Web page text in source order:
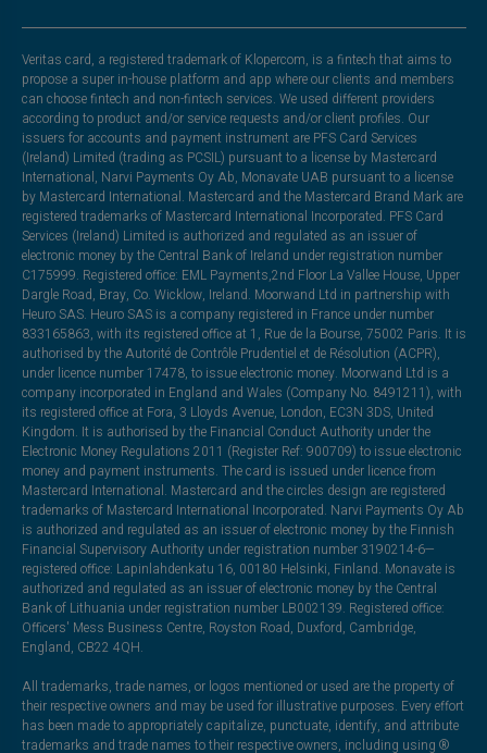
Veritas card, a registered trademark of Klopercom, is a fintech that aims to
propose a super in-house platform and app where our clients and members
can choose fintech and non-fintech services. We used different providers
according to product and/or service requests and/or client profiles. Our
issuers for accounts and payment instrument are PFS Card Services
(Ireland) Limited (trading as PCSIL) pursuant to a license by Mastercard
International, Narvi Payments Oy Ab, Monavate UAB pursuant to a license
by Mastercard International. Mastercard and the Mastercard Brand Mark are
registered trademarks of Mastercard International Incorporated. PFS Card
Services (Ireland) Limited is authorized and regulated as an issuer of
electronic money by the Central Bank of Ireland under registration number
C175999. Registered office: EML Payments,2nd Floor La Vallee House, Upper
Dargle Road, Bray, Co. Wicklow, Ireland. Moorwand Ltd in partnership with
Heuro SAS. Heuro SAS is a company registered in France under number
833165863, with its registered office at 1, Rue de la Bourse, 75002 Paris. It is
authorised by the Autorité de Contrôle Prudentiel et de Résolution (ACPR),
under licence number 17478, to issue electronic money. Moorwand Ltd is a
company incorporated in England and Wales (Company No. 8491211), with
its registered office at Fora, 3 Lloyds Avenue, London, EC3N 3DS, United
Kingdom. It is authorised by the Financial Conduct Authority under the
Electronic Money Regulations 2011 (Register Ref: 900709) to issue electronic
money and payment instruments. The card is issued under licence from
Mastercard International. Mastercard and the circles design are registered
trademarks of Mastercard International Incorporated. Narvi Payments Oy Ab
is authorized and regulated as an issuer of electronic money by the Finnish
Financial Supervisory Authority under registration number 3190214-6—
registered office: Lapinlahdenkatu 16, 00180 Helsinki, Finland. Monavate is
authorized and regulated as an issuer of electronic money by the Central
Bank of Lithuania under registration number LB002139. Registered office:
Officers' Mess Business Centre, Royston Road, Duxford, Cambridge,
England, CB22 4QH.
All trademarks, trade names, or logos mentioned or used are the property of
their respective owners and may be used for illustrative purposes. Every effort
has been made to appropriately capitalize, punctuate, identify, and attribute
trademarks and trade names to their respective owners, including using ®